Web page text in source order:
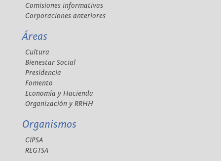
Comisiones informativas
Corporaciones anteriores
Áreas
Cultura
Bienestar Social
Presidencia
Fomento
Economía y Hacienda
Organización y RRHH
Organismos
CIPSA
REGTSA